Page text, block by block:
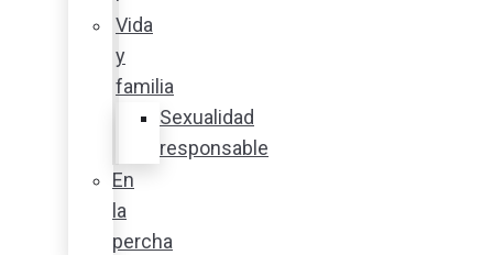
Vida
y
familia
Sexualidad
responsable
En
la
percha